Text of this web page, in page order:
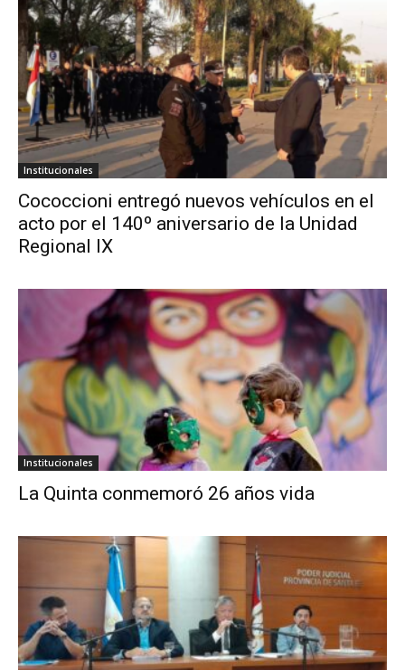
Institucionales
Cococcioni entregó nuevos vehículos en el
acto por el 140º aniversario de la Unidad
Regional IX
Institucionales
La Quinta conmemoró 26 años vida